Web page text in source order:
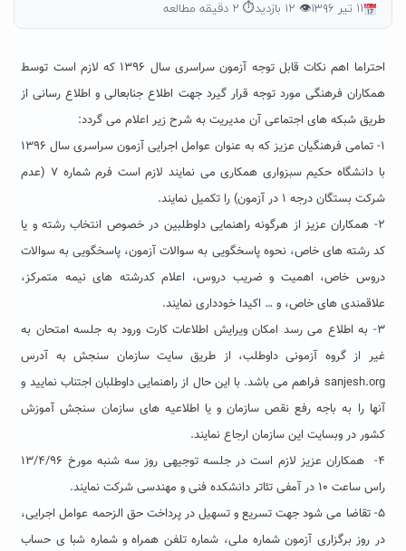
۱۱ تیر ۱۳۹۶ 👁 ۱۲ بازدید ⏱ ۲ دقیقه مطالعه
احتراما اهم نکات قابل توجه آزمون سراسری سال ۱۳۹۶ که لازم است توسط
همکاران فرهنگی مورد توجه قرار گیرد جهت اطلاع جنابعالی و اطلاع رسانی از
طریق شبکه های اجتماعی آن مدیریت به شرح زیر اعلام می گردد:
۱- تمامی فرهنگیان عزیز که به عنوان عوامل اجرایی آزمون سراسری سال ۱۳۹۶
با دانشگاه حکیم سبزواری همکاری می نمایند لازم است فرم شماره ۷ (عدم
شرکت بستگان درجه ۱ در آزمون) را تکمیل نمایند.
۲- همکاران عزیز از هرگونه راهنمایی داوطلبین در خصوص انتخاب رشته و یا
کد رشته های خاص، نحوه پاسخگویی به سوالات آزمون، پاسخگویی به سوالات
دروس خاص، اهمیت و ضریب دروس، اعلام کدرشته های نیمه متمرکز،
علاقمندی های خاص، و … اکیدا خودداری نمایند.
۳- به اطلاع می رسد امکان ویرایش اطلاعات کارت ورود به جلسه امتحان به
غیر از گروه آزمونی داوطلب، از طریق سایت سازمان سنجش به آدرس
sanjesh.org فراهم می باشد. با این حال از راهنمایی داوطلبان اجتناب نمایید و
آنها را به باجه رفع نقص سازمان و یا اطلاعیه های سازمان سنجش آموزش
کشور در وبسایت این سازمان ارجاع نمایند.
۴- همکاران عزیز لازم است در جلسه توجیهی روز سه شنبه مورخ ۱۳/۴/۹۶
راس ساعت ۱۰ در آمفی تئاتر دانشکده فنی و مهندسی شرکت نمایند.
۵- تقاضا می شود جهت تسریع و تسهیل در پرداخت حق الزحمه عوامل اجرایی،
در روز برگزاری آزمون شماره ملی، شماره تلفن همراه و شماره شبا ی حساب